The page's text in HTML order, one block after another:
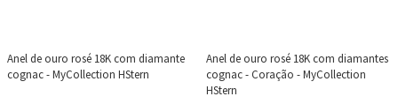
Anel de ouro rosé 18K com diamante
cognac - MyCollection HStern
Anel de ouro rosé 18K com diamantes
cognac - Coração - MyCollection
HStern